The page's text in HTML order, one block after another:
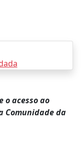
o acesso ao
Comunidade da